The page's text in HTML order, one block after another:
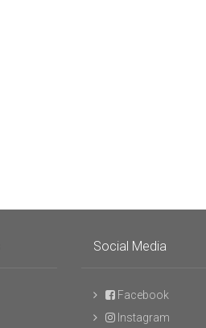
Social Media
Facebook
Instagram